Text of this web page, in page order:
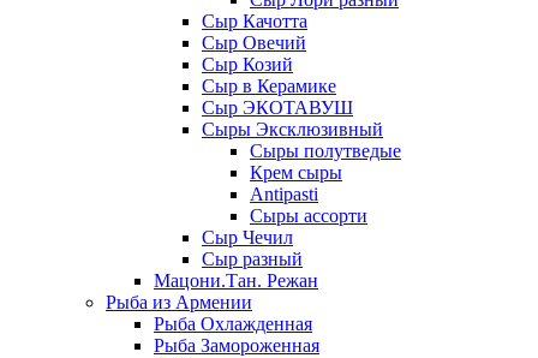
Сыр Качотта
Сыр Овечий
Сыр Козий
Сыр в Керамике
Сыр ЭКОТАВУШ
Сыры Эксклюзивный
Сыры полутведые
Крем сыры
Antipasti
Сыры ассорти
Сыр Чечил
Сыр разный
Мацони.Тан. Режан
Рыба из Армении
Рыба Охлажденная
Рыба Замороженная